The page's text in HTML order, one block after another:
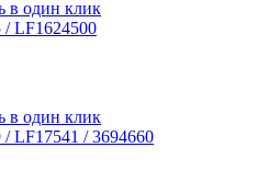
в один клик
LF1624500
в один клик
LF17541 / 3694660